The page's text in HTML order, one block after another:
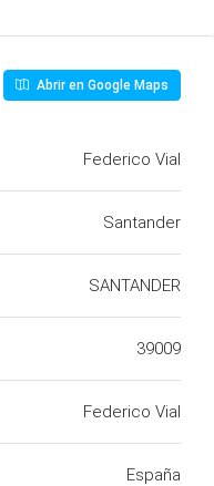
Abrir en Google Maps
Federico Vial
Santander
SANTANDER
39009
Federico Vial
España